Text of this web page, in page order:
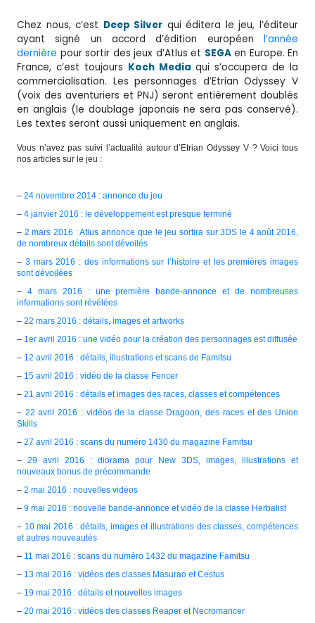
Chez nous, c’est Deep Silver qui éditera le jeu, l’éditeur
ayant signé un accord d’édition européen l’année
dernière pour sortir des jeux d’Atlus et SEGAen Europe. En
France, c’est toujours Koch Media qui s’occupera de la
commercialisation. Les personnages d’Etrian Odyssey V
(voix des aventuriers et PNJ) seront entièrement doublés
en anglais (le doublage japonais ne sera pas conservé).
Les textes seront aussi uniquement en anglais.
Vous n’avez pas suivi l’actualité autour d’Etrian Odyssey V ? Voici tous
nos articles sur le jeu :
– 24 novembre 2014 : annonce du jeu
– 4 janvier 2016 : le développement est presque terminé
– 2 mars 2016 : Atlus annonce que le jeu sortira sur 3DS le 4 août 2016,
de nombreux détails sont dévoilés
– 3 mars 2016 : des informations sur l’histoire et les premières images
sont dévoilées
– 4 mars 2016 : une première bande-annonce et de nombreuses
informations sont révélées
– 22 mars 2016 : détails, images et artworks
– 1er avril 2016 : une vidéo pour la création des personnages est diffusée
– 12 avril 2016 : détails, illustrations et scans de Famitsu
– 15 avril 2016 : vidéo de la classe Fencer
– 21 avril 2016 : détails et images des races, classes et compétences
– 22 avril 2016 : vidéos de la classe Dragoon, des races et des Union
Skills
– 27 avril 2016 : scans du numéro 1430 du magazine Famitsu
– 29 avril 2016 : diorama pour New 3DS, images, illustrations et
nouveaux bonus de précommande
– 2 mai 2016 : nouvelles vidéos
– 9 mai 2016 : nouvelle bande-annonce et vidéo de la classe Herbalist
– 10 mai 2016 : détails, images et illustrations des classes, compétences
et autres nouveautés
– 11 mai 2016 : scans du numéro 1432 du magazine Famitsu
– 13 mai 2016 : vidéos des classes Masurao et Cestus
– 19 mai 2016 : détails et nouvelles images
– 20 mai 2016 : vidéos des classes Reaper et Necromancer